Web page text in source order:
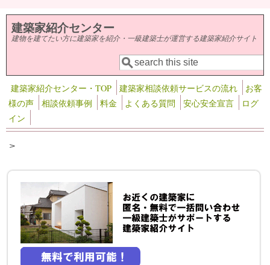
メインコンテンツに移動
建築家紹介センター
建物を建てたい方に建築家を紹介・一級建築士が運営する建築家紹介サイト
検索フォーム
検索
建築家紹介センター・TOP 建築家相談依頼サービスの流れ
お客
様の声
相談依頼事例 料金 よくある質問 安心安全宣言
ログ
イン
>